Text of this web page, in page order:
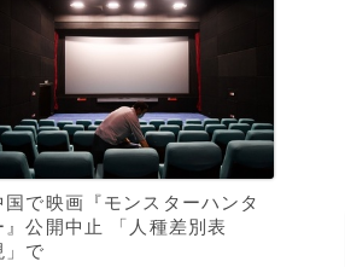
国で映画『モンスターハンタ
』公開中止 「人種差別表
」で